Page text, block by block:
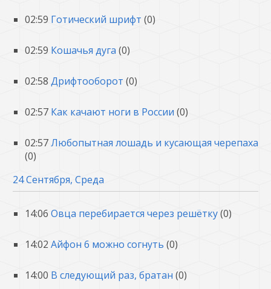
02:59 Готический шрифт (0)
02:59 Кошачья дуга (0)
02:58 Дрифтооборот (0)
02:57 Как качают ноги в России (0)
02:57Любопытная лошадь и кусающая черепаха
(0)
24 Сентября, Среда
14:06 Овца перебирается через решётку(0)
14:02 Айфон 6 можно согнуть (0)
14:00 В следующий раз, братан (0)